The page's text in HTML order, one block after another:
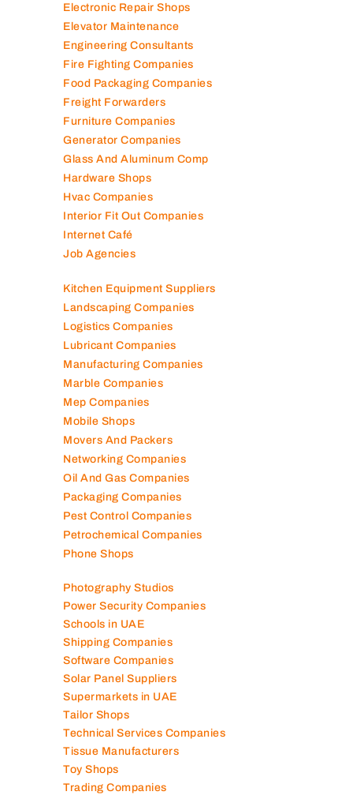
Electronic Repair Shops
Elevator Maintenance
Engineering Consultants
Fire Fighting Companies
Food Packaging Companies
Freight Forwarders
Furniture Companies
Generator Companies
Glass And Aluminum Comp
Hardware Shops
Hvac Companies
Interior Fit Out Companies
Internet Café
Job Agencies
Kitchen Equipment Suppliers
Landscaping Companies
Logistics Companies
Lubricant Companies
Manufacturing Companies
Marble Companies
Mep Companies
Mobile Shops
Movers And Packers
Networking Companies
Oil And Gas Companies
Packaging Companies
Pest Control Companies
Petrochemical Companies
Phone Shops
Photography Studios
Power Security Companies
Schools in UAE
Shipping Companies
Software Companies
Solar Panel Suppliers
Supermarkets in UAE
Tailor Shops
Technical Services Companies
Tissue Manufacturers
Toy Shops
Trading Companies